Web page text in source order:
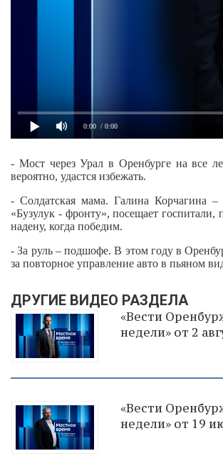
0:00 / 0:00
- Мост через Урал в Оренбурге на все
вероятно, удастся избежать.
- Солдатская мама. Галина Корчагина
«Бузулук - фронту», посещает
надену, когда победим.
- За руль – подшофе. В этом году в
за повторное управление авто в пьяном
ДРУГИЕ ВИДЕО РАЗДЕЛА
«Вести
недели» от 2
«Вести
недели» от 19